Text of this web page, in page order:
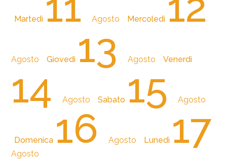
Martedì Agosto Mercoledì
Agosto Giovedì 13Agosto Venerdì
14Agosto Sabato 15Agosto
Domenica 16Agosto Lunedì 17
Agosto